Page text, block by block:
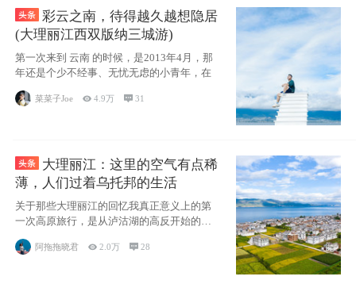
彩云之南，待得越久越想隐居
(大理丽江西双版纳三城游)
第一次来到 云南 的时候，是2013年4月，那
年还是个少不经事、无忧无虑的小青年，在
菜菜子Joe 4.9万  31
大理丽江：这里的空气有点稀
薄，人们过着乌托邦的生活
关于那些大理丽江的回忆我真正意义上的第
一次高原旅行，是从泸沽湖的高反开始的，
因为感冒
阿拖拖晓君 2.0万 28